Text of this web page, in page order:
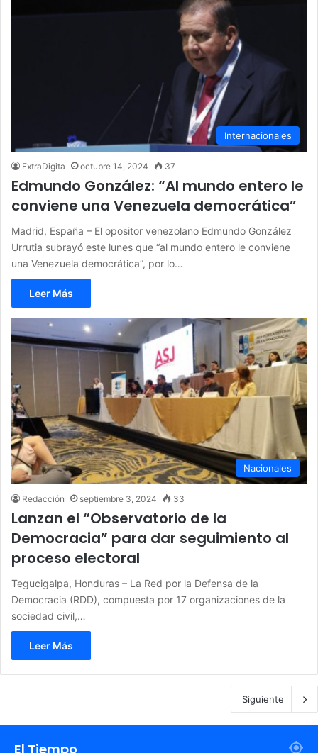
Internacionales
ExtraDigita octubre 14, 2024 37
Edmundo González: “Al mundo entero le
conviene una Venezuela democrática”
Madrid, España – El opositor venezolano Edmundo González
Urrutia subrayó este lunes que “al mundo entero le conviene
una Venezuela democrática”, por lo…
Leer Más
Nacionales
Redacción septiembre 3, 2024 33
Lanzan el “Observatorio de la
Democracia” para dar seguimiento al
proceso electoral
Tegucigalpa, Honduras – La Red por la Defensa de la
Democracia (RDD), compuesta por 17 organizaciones de la
sociedad civil,…
Leer Más
Siguiente
El Tiempo